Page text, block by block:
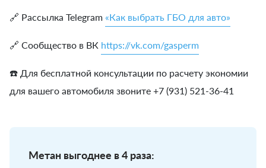
🔗 Рассылка Telegram «Как выбрать ГБО для авто»
🔗 Сообщество в ВК https://vk.com/gasperm
☎️ Для бесплатной консультации по расчету экономии
для вашего автомобиля звоните +7 (931) 521-36-41
Метан выгоднее в 4 раза: